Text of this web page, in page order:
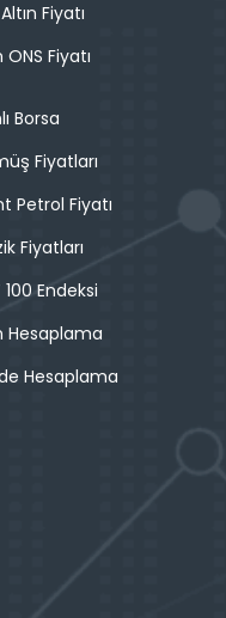
Fiyatı
ONS Fiyatı
Borsa
Fiyatları
Petrol Fiyatı
Fiyatları
100 Endeksi
Hesaplama
Hesaplama